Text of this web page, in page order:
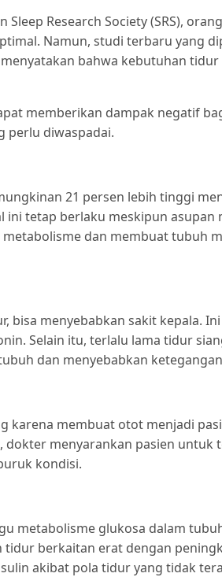
Research Society (SRS),
Namun, studi terbaru yang
menyatakan bahwa kebutuhan
memberikan dampak negatif
perlu diwaspadai.
21 persen lebih tinggi
tetap berlaku meskipun asupan
dan membuat tubuh
menyebabkan sakit kepala.
Selain itu, terlalu lama tidur
dan menyebabkan
membuat otot menjadi
menyarankan pasien untuk
kondisi.
metabolisme glukosa dalam
berkaitan erat dengan
akibat pola tidur yang tidak